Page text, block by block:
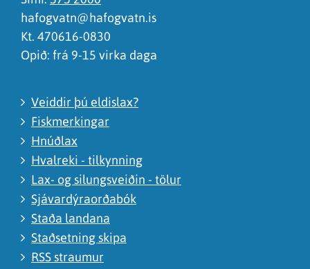
hafogvatn@hafogvatn.is
Kt. 470616-0830
Opið: frá 9-15 virka daga
Veiddir þú eldislax?
Fiskmerkingar
Hnúðlax
Hvalreki - tilkynning
Lax- og silungsveiðin - tölur
Sjávardýraorðabók
Staða landana
Staðsetning skipa
RSS straumur